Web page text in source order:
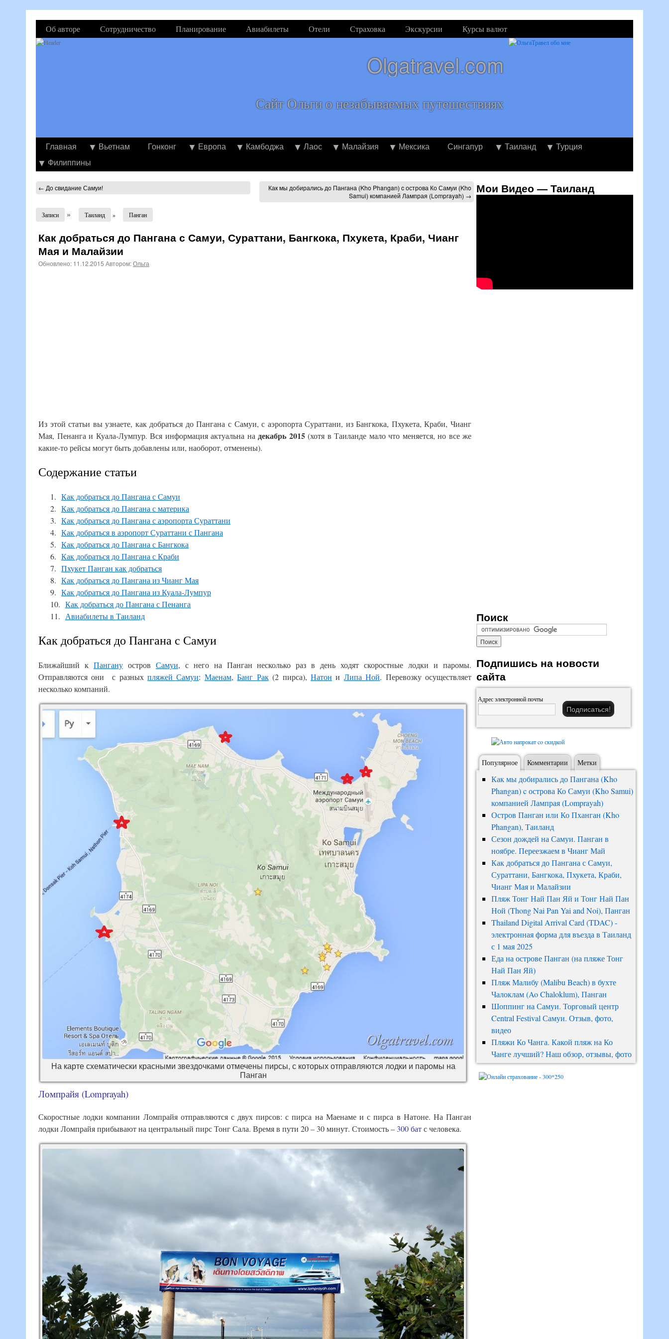
Об авторе Сотрудничество Планирование Авиабилеты Отели Страховка Экскурсии Курсы валют
Olgatravel.com
Сайт Ольги о незабываемых путешествиях
Главная Вьетнам Гонконг Европа Камбоджа Лаос Малайзия Мексика Сингапур Таиланд
Турция
Филиппины
← До свидание Самуи!
Как мы добирались до Пангана (Kho Phangan) c острова Ко Самуи (Kho
Samui) компанией Лампрая (Lomprayah) →
Записи » Таиланд » Панган
Как добраться до Пангана с Самуи, Сураттани, Бангкока, Пхукета, Краби, Чианг
Мая и Малайзии
Обновлено: 11.12.2015 Автором:Ольга
Из этой статьи вы узнаете, как добраться до Пангана с Самуи, с аэропорта Сураттани, из Бангкока, Пхукета, Краби, Чианг
Мая, Пенанга и Куала-Лумпур. Вся информация актуальна на декабрь 2015(хотя в Таиланде мало что меняется, но все же
какие-то рейсы могут быть добавлены или, наоборот, отменены).
Содержание статьи
Как добраться до Пангана с Самуи
Как добраться до Пангана с материка
Как добраться до Пангана с аэропорта Сураттани
Как добраться в аэропорт Сураттани с Пангана
Как добраться до Пангана с Бангкока
Как добраться до Пангана с Краби
Пхукет Панган как добраться
Как добраться до Пангана из Чианг Мая
Как добраться до Пангана из Куала-Лумпур
Как добраться до Пангана с Пенанга
Авиабилеты в Таиланд
Как добраться до Пангана с Самуи
Ближайший к Пангануостров Самуи, с него на Панган несколько раз в день ходят скоростные лодки и паромы.
Отправляются они с разныхпляжей Самуи: Маенам,Банг Рак(2 пирса), Натон и Липа Ной. Перевозку осуществляет
несколько компаний.
На карте схематически красными звездочками отмечены пирсы, с которых отправляются лодки и паромы на
Панган
Ломпрайя (Lomprayah)
Скоростные лодки компании Ломпрайя отправляются с двух пирсов: с пирса на Маенаме и с пирса в Натоне. На Панган
лодки Ломпрайя прибывают на центральный пирс Тонг Сала. Время в пути 20 – 30 минут. Стоимость – 300 батс человека.
Мои Видео — Таиланд
Поиск
Подпишись на новости
сайта
Адрес электронной почты
Популярное Комментарии Метки
Как мы добирались до Пангана (Kho
Phangan) c острова Ко Самуи (Kho Samui)
компанией Лампрая (Lomprayah)
Остров Панган или Ко Пханган (Kho
Phangan), Таиланд
Сезон дождей на Самуи. Панган в
ноябре. Переезжаем в Чианг Май
Как добраться до Пангана с Самуи,
Сураттани, Бангкока, Пхукета, Краби,
Чианг Мая и Малайзии
Пляж Тонг Най Пан Яй и Тонг Най Пан
Ной (Thong Nai Pan Yai and Noi), Панган
Thailand Digital Arrival Card (TDAC) -
электронная форма для въезда в Таиланд
с 1 мая 2025
Еда на острове Панган (на пляже Тонг
Най Пан Яй)
Пляж Малибу (Malibu Beach) в бухте
Чалоклам (Ao Chaloklum), Панган
Шоппинг на Самуи. Торговый центр
Central Festival Самуи. Отзыв, фото,
видео
Пляжи Ко Чанга. Какой пляж на Ко
Чанге лучший? Наш обзор, отзывы, фото